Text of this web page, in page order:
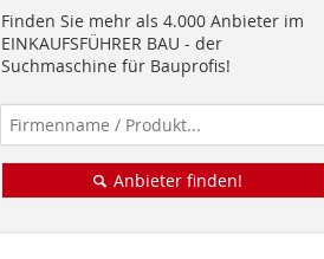
Finden Sie mehr als 4.000 Anbieter im
EINKAUFSFÜHRER BAU - der
Suchmaschine für Bauprofis!
Anbieter finden!